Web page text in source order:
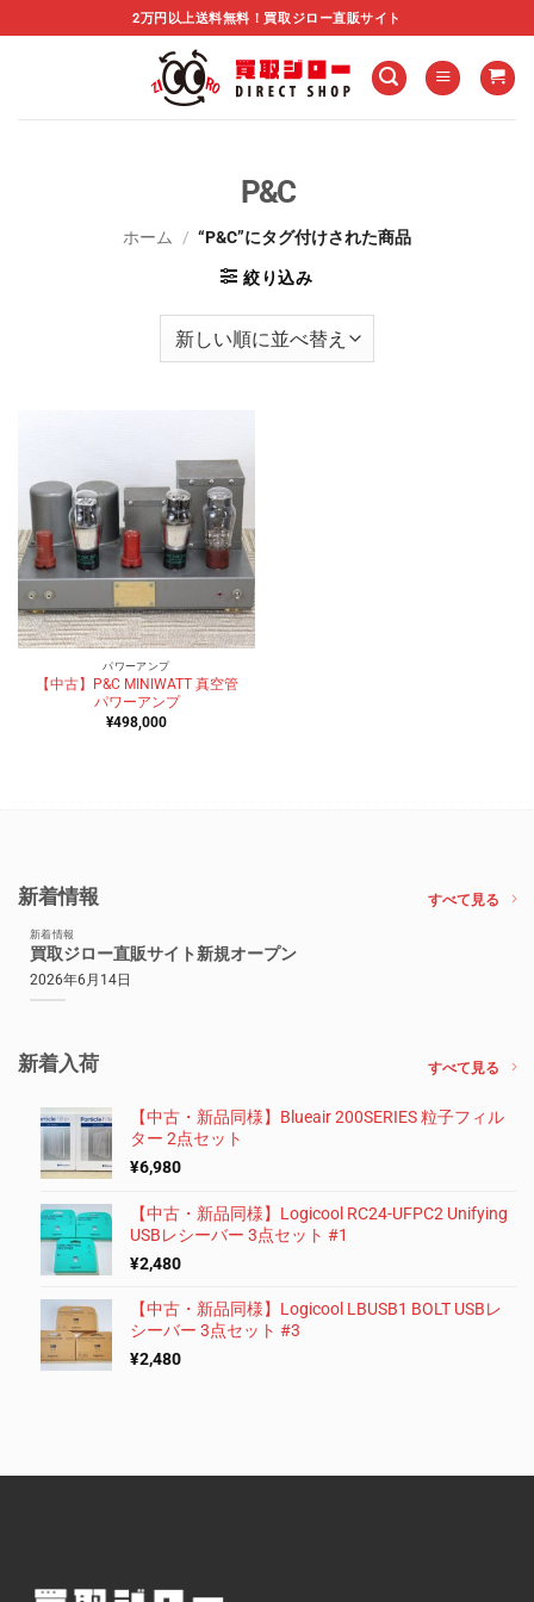
to
2万円以上送料無料！買取ジロー直販サイト
P&C
ホーム / “P&C”にタグ付けされた商品
絞り込み
パワーアンプ
【中古】P&C MINIWATT 真空管
パワーアンプ
¥498,000
新着情報 すべて見る
新着情報
買取ジロー直販サイト新規オープン
2026年6月14日
新着入荷 すべて見る
【中古・新品同様】Blueair 200SERIES 粒子フィル
ター 2点セット
¥6,980
【中古・新品同様】Logicool RC24-UFPC2 Unifying
USBレシーバー 3点セット #1
¥2,480
【中古・新品同様】Logicool LBUSB1 BOLT USBレ
シーバー 3点セット #3
¥2,480